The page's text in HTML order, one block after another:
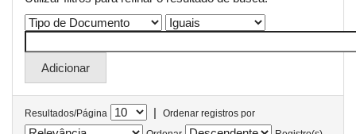
Resultados/Página |
Ordenar registros por